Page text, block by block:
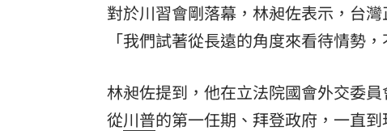
對於川習會剛落幕，林昶佐表示，台
「我們試著從長遠的角度來看待情勢
林昶佐提到，他在立法院國會外交委
從川普的第一任期、拜登政府，一直